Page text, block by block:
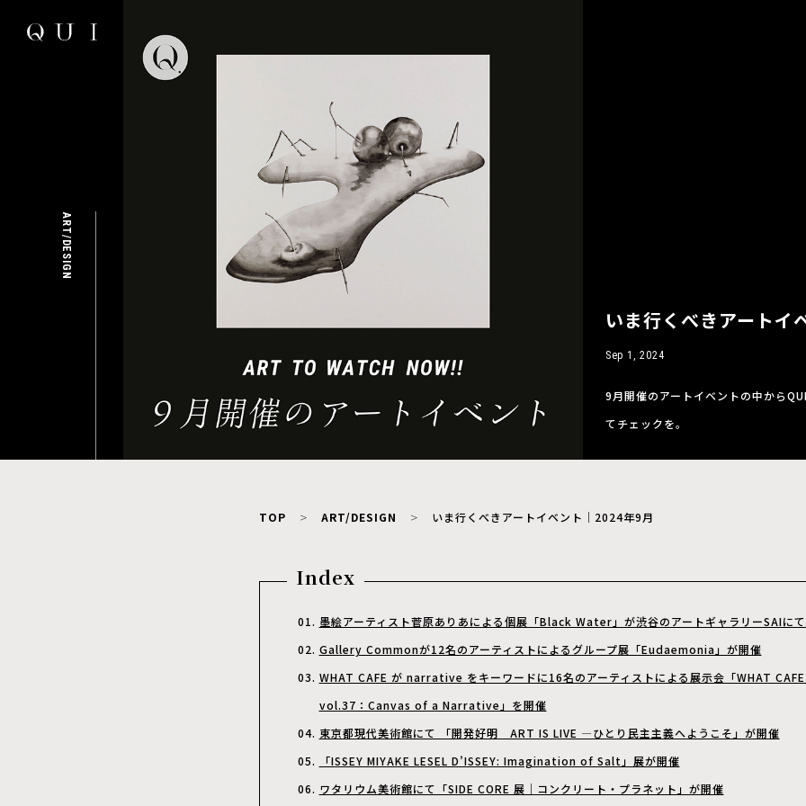
ART/DESIGN
いま行くべきアートイ
Sep 1, 2024
9月開催のアートイベントの中から
てチェックを。
TOP ART/DESIGN いま行くべきアートイベント｜2024年9月
Index
墨絵アーティスト菅原ありあによる個展「Black Water」が渋谷のアートギャラリーSAIに
Gallery Commonが12名のアーティストによるグループ展「Eudaemonia」が開催
WHAT CAFE が narrative をキーワードに16名のアーティストによる展示会「WHAT
vol.37：Canvas of a Narrative」を開催
東京都現代美術館にて 「開発好明 ART IS LIVE ―ひとり民主主義へようこそ」が開催
「ISSEY MIYAKE LESEL D’ISSEY: Imagination of Salt」展が開催
ワタリウム美術館にて「SIDE CORE 展｜コンクリート・プラネット」が開催